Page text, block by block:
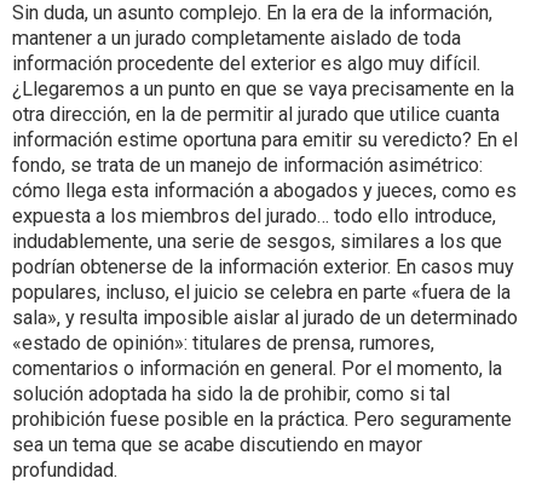
Sin duda, un asunto complejo. En la era de la información,
mantener a un jurado completamente aislado de toda
información procedente del exterior es algo muy difícil.
¿Llegaremos a un punto en que se vaya precisamente en la
otra dirección, en la de permitir al jurado que utilice cuanta
información estime oportuna para emitir su veredicto? En el
fondo, se trata de un manejo de información asimétrico:
cómo llega esta información a abogados y jueces, como es
expuesta a los miembros del jurado… todo ello introduce,
indudablemente, una serie de sesgos, similares a los que
podrían obtenerse de la información exterior. En casos muy
populares, incluso, el juicio se celebra en parte «fuera de la
sala», y resulta imposible aislar al jurado de un determinado
«estado de opinión»: titulares de prensa, rumores,
comentarios o información en general. Por el momento, la
solución adoptada ha sido la de prohibir, como si tal
prohibición fuese posible en la práctica. Pero seguramente
sea un tema que se acabe discutiendo en mayor
profundidad.